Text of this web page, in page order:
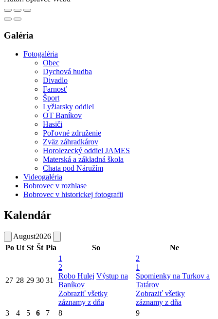
Galéria
Fotogaléria
Obec
Dychová hudba
Divadlo
Farnosť
Šport
Lyžiarsky oddiel
OT Baníkov
Hasiči
Poľovné združenie
Zväz záhradkárov
Horolezecký oddiel JAMES
Materská a základná škola
Chata pod Náružím
Videogaléria
Bobrovec v rozhlase
Bobrovec v historickej fotografii
Kalendár
August2026
Po Ut St Št Pia So Ne
27 28 29 30 31
1
2
Robo Hulej Výstup na
Baníkov
Zobraziť všetky
záznamy z dňa
2
1
Spomienky na Turkov a
Tatárov
Zobraziť všetky
záznamy z dňa
3
4 5 6 7 8
9